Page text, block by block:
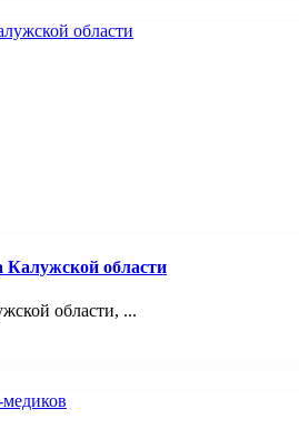
Калужской области
области, ...